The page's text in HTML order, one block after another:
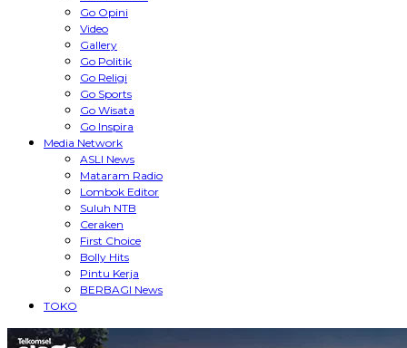
Go Opini
Video
Gallery
Go Politik
Go Religi
Go Sports
Go Wisata
Go Inspira
Media Network
ASLI News
Mataram Radio
Lombok Editor
Suluh NTB
Ceraken
First Choice
Bolly Hits
Pintu Kerja
BERBAGI News
TOKO